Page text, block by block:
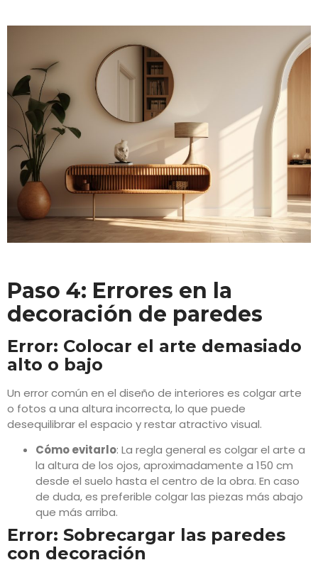
Paso 4: Errores en la
decoración de paredes
Error: Colocar el arte demasiado
alto o bajo
Un error común en el diseño de interiores es colgar arte
o fotos a una altura incorrecta, lo que puede
desequilibrar el espacio y restar atractivo visual.
Cómo evitarlo: La regla general es colgar el arte a
la altura de los ojos, aproximadamente a 150 cm
desde el suelo hasta el centro de la obra. En caso
de duda, es preferible colgar las piezas más abajo
que más arriba.
Error: Sobrecargar las paredes
con decoración